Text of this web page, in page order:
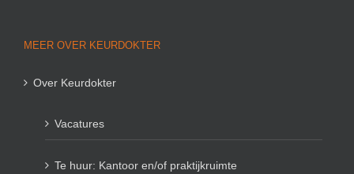
MEER OVER KEURDOKTER
Over Keurdokter
Vacatures
Te huur: Kantoor en/of praktijkruimte